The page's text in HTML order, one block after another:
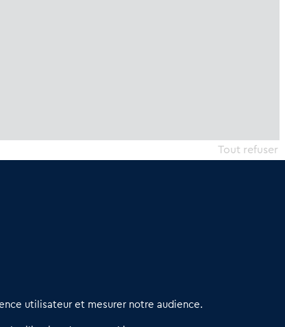
utilisateur et mesurer notre audience.
Tout refuser